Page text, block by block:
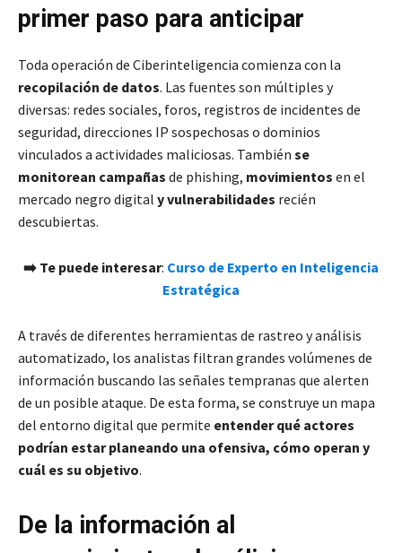
primer paso para anticipar
Toda operación de Ciberinteligencia comienza con la
recopilación de datos. Las fuentes son múltiples y
diversas: redes sociales, foros, registros de incidentes de
seguridad, direcciones IP sospechosas o dominios
vinculados a actividades maliciosas. También se
monitorean campañas de phishing, movimientos en el
mercado negro digital y vulnerabilidades recién
descubiertas.
➡️ Te puede interesar: Curso de Experto en Inteligencia
Estratégica
A través de diferentes herramientas de rastreo y análisis
automatizado, los analistas filtran grandes volúmenes de
información buscando las señales tempranas que alerten
de un posible ataque. De esta forma, se construye un mapa
del entorno digital que permite entender qué actores
podrían estar planeando una ofensiva, cómo operan y
cuál es su objetivo.
De la información al